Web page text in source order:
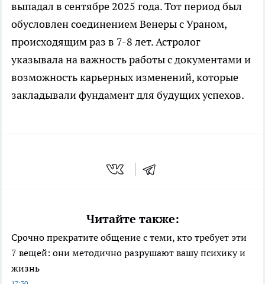
выпадал в сентябре 2025 года. Тот период был
обусловлен соединением Венеры с Ураном,
происходящим раз в 7-8 лет. Астролог
указывала на важность работы с документами и
возможность карьерных изменений, которые
закладывали фундамент для будущих успехов.
Читайте также:
Срочно прекратите общение с теми, кто требует эти
7 вещей: они методично разрушают вашу психику и
жизнь